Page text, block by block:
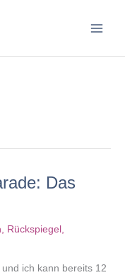
Das
Rückspiegel
ich kann bereits 12